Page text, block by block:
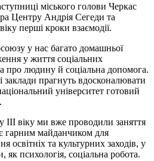
міського голови Черкас
Центру Андрія Сегеди та
перші кроки взаємодії.
у нас багато домашньої
у життя соціальних
про людину й соціальна допомога.
заклади прагнуть вдосконалювати
університет готовий
ІІІ віку ми вже проводили заняття
гарним майданчиком для
освітніх та культурних заходів, у
як психологія, соціальна робота.